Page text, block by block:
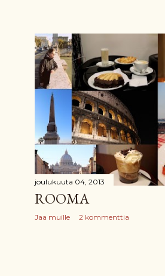
joulukuuta 04, 2013
ROOMA
Jaa muille 2 kommenttia